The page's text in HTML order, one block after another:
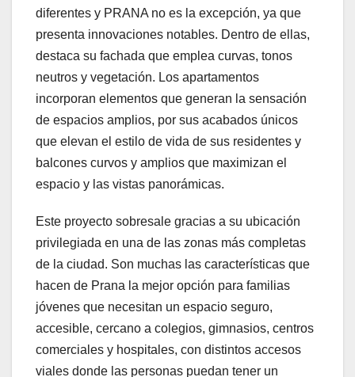
diferentes y PRANA no es la excepción, ya que
presenta innovaciones notables. Dentro de ellas,
destaca su fachada que emplea curvas, tonos
neutros y vegetación. Los apartamentos
incorporan elementos que generan la sensación
de espacios amplios, por sus acabados únicos
que elevan el estilo de vida de sus residentes y
balcones curvos y amplios que maximizan el
espacio y las vistas panorámicas.
Este proyecto sobresale gracias a su ubicación
privilegiada en una de las zonas más completas
de la ciudad. Son muchas las características que
hacen de Prana la mejor opción para familias
jóvenes que necesitan un espacio seguro,
accesible, cercano a colegios, gimnasios, centros
comerciales y hospitales, con distintos accesos
viales donde las personas puedan tener un